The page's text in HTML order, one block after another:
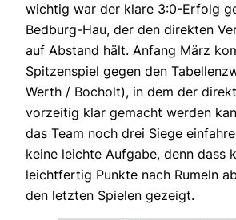
wichtig war der klare 3:0-Erfolg
Bedburg-Hau, der den direkten
auf Abstand hält. Anfang März
Spitzenspiel gegen den
Werth / Bocholt), in dem der
vorzeitig klar gemacht werden
das Team noch drei Siege
keine leichte Aufgabe, denn dass
leichtfertig Punkte nach Rumeln
den letzten Spielen gezeigt.